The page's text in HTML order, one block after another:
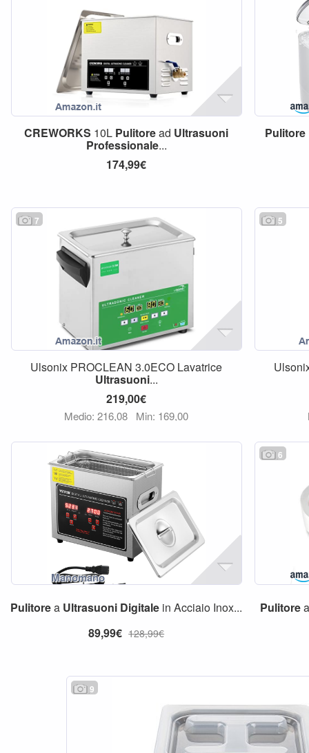
CREWORKS 10L Pulitoread Ultrasuoni
Professionale...
174,99€
Pulitore
7
Ulsonix PROCLEAN 3.0ECO Lavatrice
Ultrasuoni...
219,00€
Medio: 216,08 Min: 169,00
5
Pulitorea Ultrasuoni Digitale in Acciaio Inox...
89,99€ 128,99€
6
Pulitore
9